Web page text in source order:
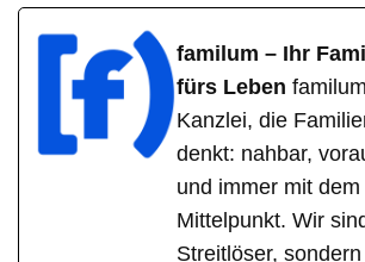
familum – Ihr
fürs Leben
Kanzlei, die
denkt: nahbar,
und immer mit
Mittelpunkt. Wir
Streitlöser,